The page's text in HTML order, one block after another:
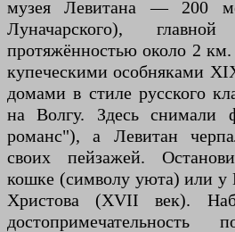
музея Левитана — 200
Луначарского),
протяжённостью около 2 км.
купеческими особняками
домами в стиле русского
на Волгу. Здесь снимали
романс"), а Левитан
своих пейзажей.
кошке (символу уюта) или у
Христова (XVII век).